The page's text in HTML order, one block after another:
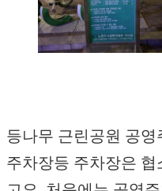
등나무 근린공원 공영
주차장등 주차장은